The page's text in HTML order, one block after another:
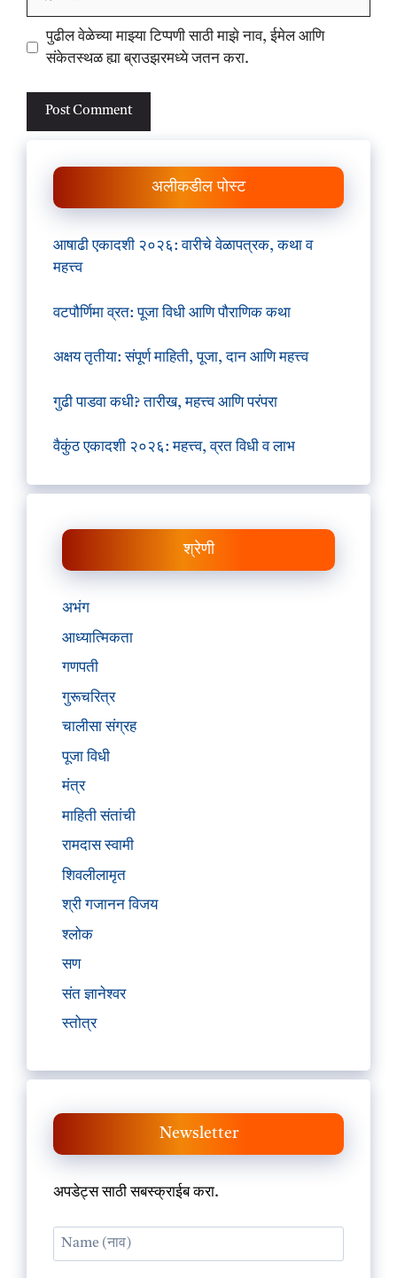
पुढील वेळेच्या माझ्या टिप्पणी साठी माझे नाव, ईमेल आणि
संकेतस्थळ ह्या ब्राउझरमध्ये जतन करा.
अलीकडील पोस्ट
आषाढी एकादशी २०२६: वारीचे वेळापत्रक, कथा व
महत्त्व
वटपौर्णिमा व्रत: पूजा विधी आणि पौराणिक कथा
अक्षय तृतीया: संपूर्ण माहिती, पूजा, दान आणि महत्त्व
गुढी पाडवा कधी? तारीख, महत्त्व आणि परंपरा
वैकुंठ एकादशी २०२६: महत्त्व, व्रत विधी व लाभ
श्रेणी
अभंग
आध्यात्मिकता
गणपती
गुरूचरित्र
चालीसा संग्रह
पूजा विधी
मंत्र
माहिती संतांची
रामदास स्वामी
शिवलीलामृत
श्री गजानन विजय
श्लोक
सण
संत ज्ञानेश्वर
स्तोत्र
Newsletter
अपडेट्स साठी सबस्क्राईब करा.